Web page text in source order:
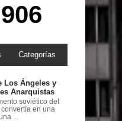
906
Categorías
Los Ángeles y
Anarquistas
soviético del
en una
...